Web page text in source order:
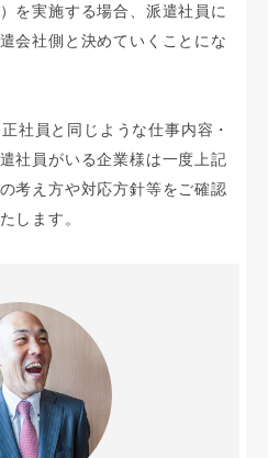
を実施する場合、派遣社員に
会社側と決めていくことにな
社員と同じような仕事内容・
社員がいる企業様は一度上記
考え方や対応方針等をご確認
します。